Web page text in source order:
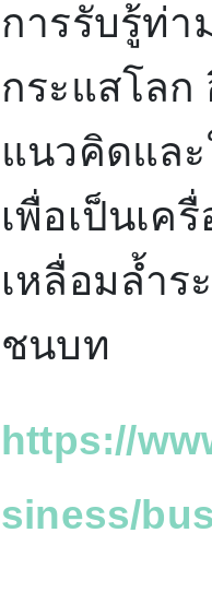
การรับรู้ท่า
กระแสโลก
แนวคิดแล
เพื่อเป็นเค
เหลื่อมล้ำร
ชนบท
https://
siness/